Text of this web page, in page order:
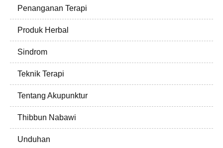
Penanganan Terapi
Produk Herbal
Sindrom
Teknik Terapi
Tentang Akupunktur
Thibbun Nabawi
Unduhan